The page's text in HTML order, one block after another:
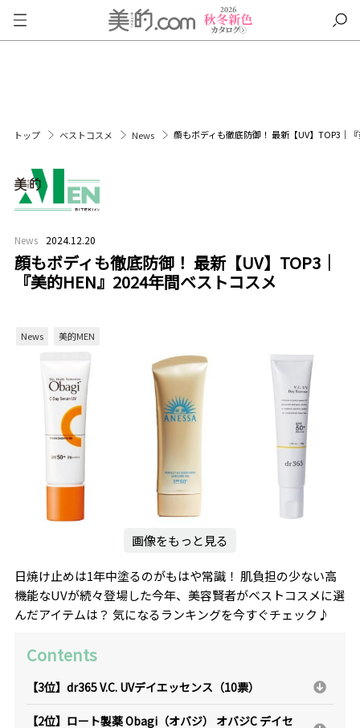
トップ ベストコスメ News 顔もボディも徹底防御！ 最新【UV】TOP3｜
News 2024.12.20
顔もボディも徹底防御！ 最新【UV】TOP3｜
『美的HEN』2024年間ベストコスメ
News 美的MEN
画像をもっと見る
日焼け止めは1年中塗るのがもはや常識！ 肌負担の少ない高
機能なUVが続々登場した今年、美容賢者がベストコスメに選
んだアイテムは？ 気になるランキングを今すぐチェック♪
Contents
【3位】dr365 V.C. UVデイエッセンス（10票）
【2位】ロート製薬 Obagi（オバジ） オバジC デイセ